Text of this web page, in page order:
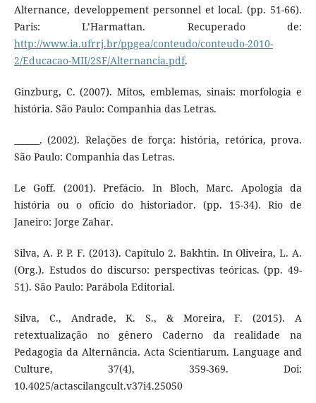
Alternance, developpement personnel et local. (pp. 51-66).
Paris: L’Harmattan. Recuperado de:
http://www.ia.ufrrj.br/ppgea/conteudo/conteudo-2010-
2/Educacao-MII/2SF/Alternancia.pdf.
Ginzburg, C. (2007). Mitos, emblemas, sinais: morfologia e
história. São Paulo: Companhia das Letras.
______. (2002). Relações de força: história, retórica, prova.
São Paulo: Companhia das Letras.
Le Goff. (2001). Prefácio. In Bloch, Marc. Apologia da
história ou o ofício do historiador. (pp. 15-34). Rio de
Janeiro: Jorge Zahar.
Silva, A. P. P. F. (2013). Capítulo 2. Bakhtin. In Oliveira, L. A.
(Org.). Estudos do discurso: perspectivas teóricas. (pp. 49-
51). São Paulo: Parábola Editorial.
Silva, C., Andrade, K. S., & Moreira, F. (2015). A
retextualização no gênero Caderno da realidade na
Pedagogia da Alternância. Acta Scientiarum. Language and
Culture, 37(4), 359-369. Doi:
10.4025/actascilangcult.v37i4.25050